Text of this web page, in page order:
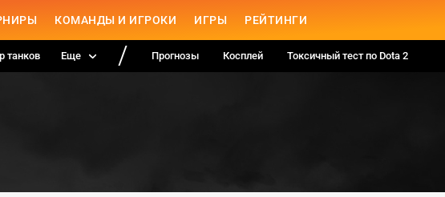
КОМАНДЫ И ИГРОКИ ИГРЫ РЕЙТИНГИ
танков Еще Прогнозы Косплей Токсичный тест по Dota 2